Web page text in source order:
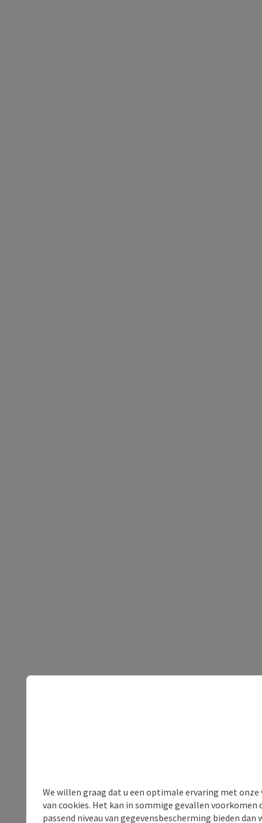
We willen graag dat u een optimale ervaring met
van cookies. Het kan in sommige gevallen voorkomen
passend niveau van gegevensbescherming bieden